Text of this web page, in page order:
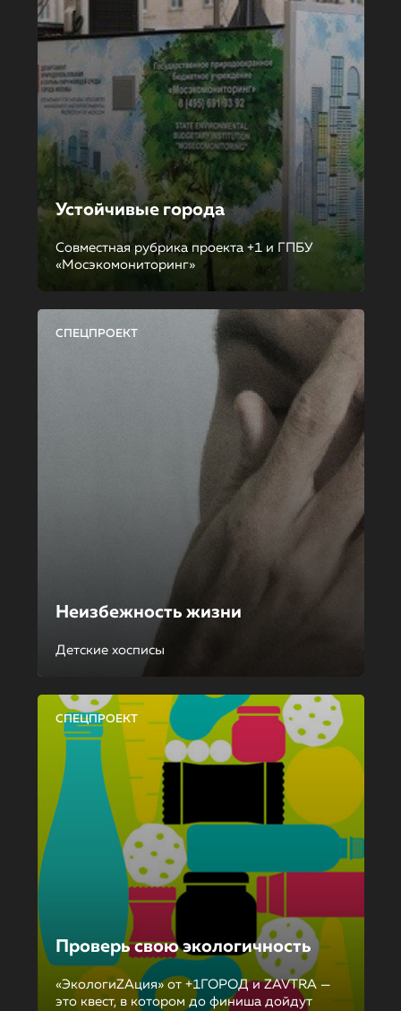
Устойчивые города
Совместная рубрика проекта +1 и ГПБУ
«Мосэкомониторинг»
СПЕЦПРОЕКТ
Неизбежность жизни
Детские хосписы
СПЕЦПРОЕКТ
Проверь свою экологичность
«ЭкологиZAция» от +1ГОРОД и ZAVTRA —
это квест, в котором до финиша дойдут